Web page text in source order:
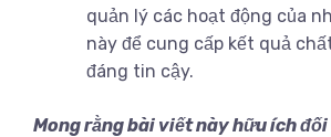
quản lý các hoạt động của
này để cung cấp kết quả
đáng tin cậy.
Mong rằng bài viết này hữu ích